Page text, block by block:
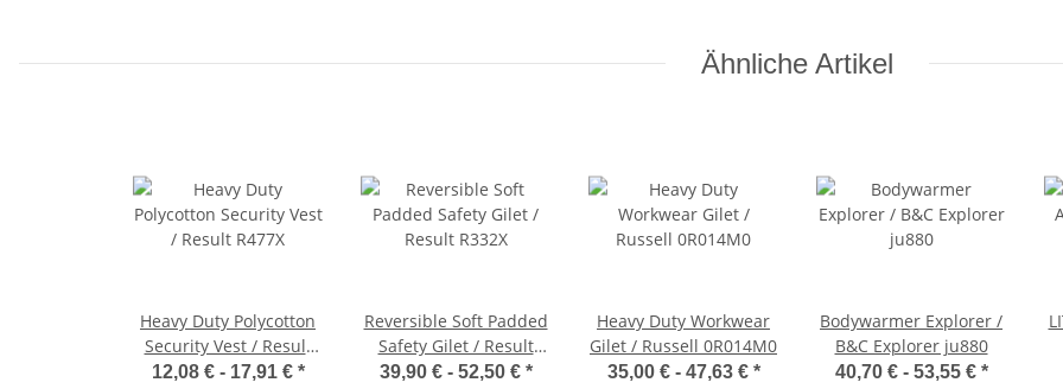
Ähnliche Artikel
Heavy Duty Polycotton
Security Vest / Result
R477X
12,08 € - 17,91 € *
Reversible Soft Padded
Safety Gilet / Result
R332X
39,90 € - 52,50 € *
Heavy Duty Workwear
Gilet / Russell 0R014M0
35,00 € - 47,63 € *
Bodywarmer Explorer /
B&C Explorer ju880
40,70 € - 53,55 € *